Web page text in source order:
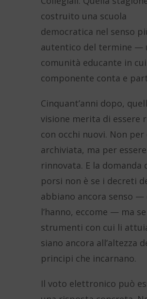
costruito una scuola
democratica nel senso
autentico del termine —
comunità educante in
componente conta e
Cinquant’anni dopo,
visione merita di essere
con occhi nuovi. Non per
archiviata, ma per essere
rinnovata. E la domanda
porsi non è se i decreti
abbiano ancora senso —
l’hanno, eccome — ma
strumenti con cui li
siano ancora all’altezza
principi che incarnano.
Il voto elettronico può